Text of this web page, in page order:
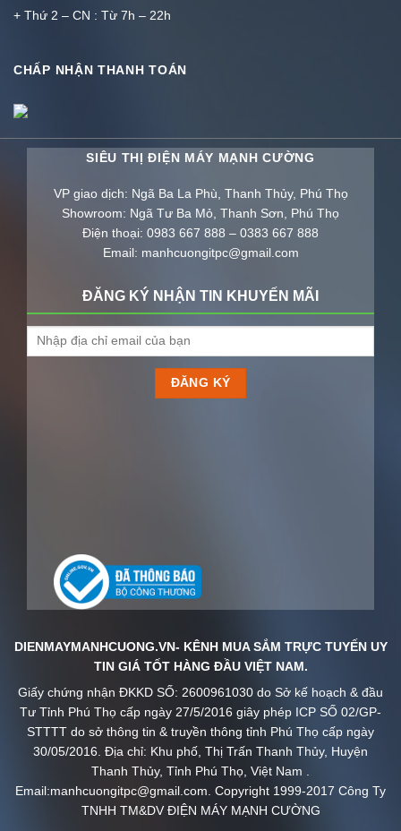
+ Thứ 2 – CN : Từ 7h – 22h
CHẤP NHẬN THANH TOÁN
SIÊU THỊ ĐIỆN MÁY MẠNH CƯỜNG
VP giao dịch: Ngã Ba La Phù, Thanh Thủy, Phú Thọ
Showroom: Ngã Tư Ba Mỏ, Thanh Sơn, Phú Thọ
Điện thoại: 0983 667 888 – 0383 667 888
Email: manhcuongitpc@gmail.com
ĐĂNG KÝ NHẬN TIN KHUYẾN MÃI
DIENMAYMANHCUONG.VN- KÊNH MUA SẮM TRỰC TUYẾN UY
TIN GIÁ TỐT HÀNG ĐẦU VIỆT NAM.
Giấy chứng nhận ĐKKD SỐ: 2600961030 do Sở kế hoạch & đầu
Tư Tỉnh Phú Thọ cấp ngày 27/5/2016 giây phép ICP SỐ 02/GP-
STTTT do sở thông tin & truyền thông tỉnh Phú Thọ cấp ngày
30/05/2016. Địa chỉ: Khu phố, Thị Trấn Thanh Thủy, Huyện
Thanh Thủy, Tỉnh Phú Thọ, Việt Nam .
Email:manhcuongitpc@gmail.com. Copyright 1999-2017 Công Ty
TNHH TM&DV ĐIỆN MÁY MẠNH CƯỜNG